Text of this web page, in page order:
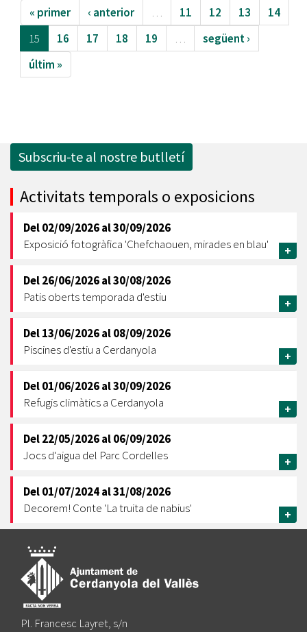
« primer ‹ anterior … 11 12 13
14
15
16 17 18 19 …
següent ›
últim »
Subscriu-te al nostre butlletí
Activitats temporals o exposicions
Del02/09/2026al30/09/2026
Exposició fotogràfica 'Chefchaouen, mirades en blau'
+
Del26/06/2026al30/08/2026
Patis oberts temporada d'estiu
+
Del13/06/2026al08/09/2026
Piscines d'estiu a Cerdanyola
+
Del01/06/2026al30/09/2026
Refugis climàtics a Cerdanyola
+
Del22/05/2026al06/09/2026
Jocs d'aigua del Parc Cordelles
+
Del01/07/2024al31/08/2026
Decorem! Conte 'La truita de nabius'
+
Pl. Francesc Layret, s/n